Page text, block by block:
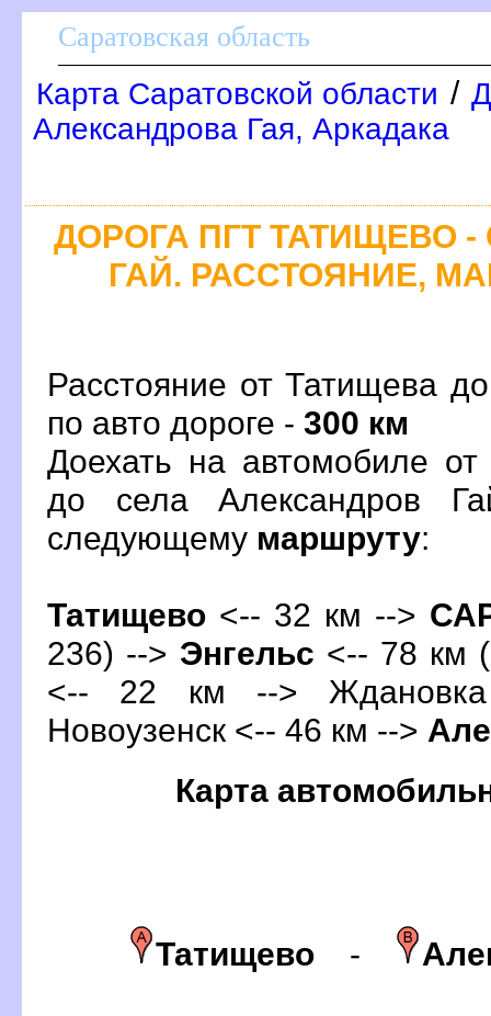
Саратовская область
Карта Саратовской области /
Александрова Гая, Аркадака
ДОРОГА ПГТ ТАТИЩЕВО
ГАЙ. РАССТОЯНИЕ,
Расстояние от Татищева
по авто дороге - 300 км
Доехать на автомобиле
до села Александров
следующему маршруту:
Татищево <-- 32 км -->
236) --> Энгельс <-- 78 км
<-- 22 км -->
Новоузенск <-- 46 км -->
Карта
Татищево -